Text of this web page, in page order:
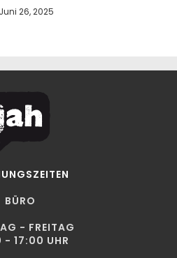
Juni 26, 2025
BÜRO
- FREITAG
- 17:00 UHR